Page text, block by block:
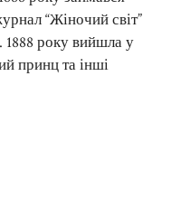
“Жіночий світ”
1888 року вийшла у
принц та інші